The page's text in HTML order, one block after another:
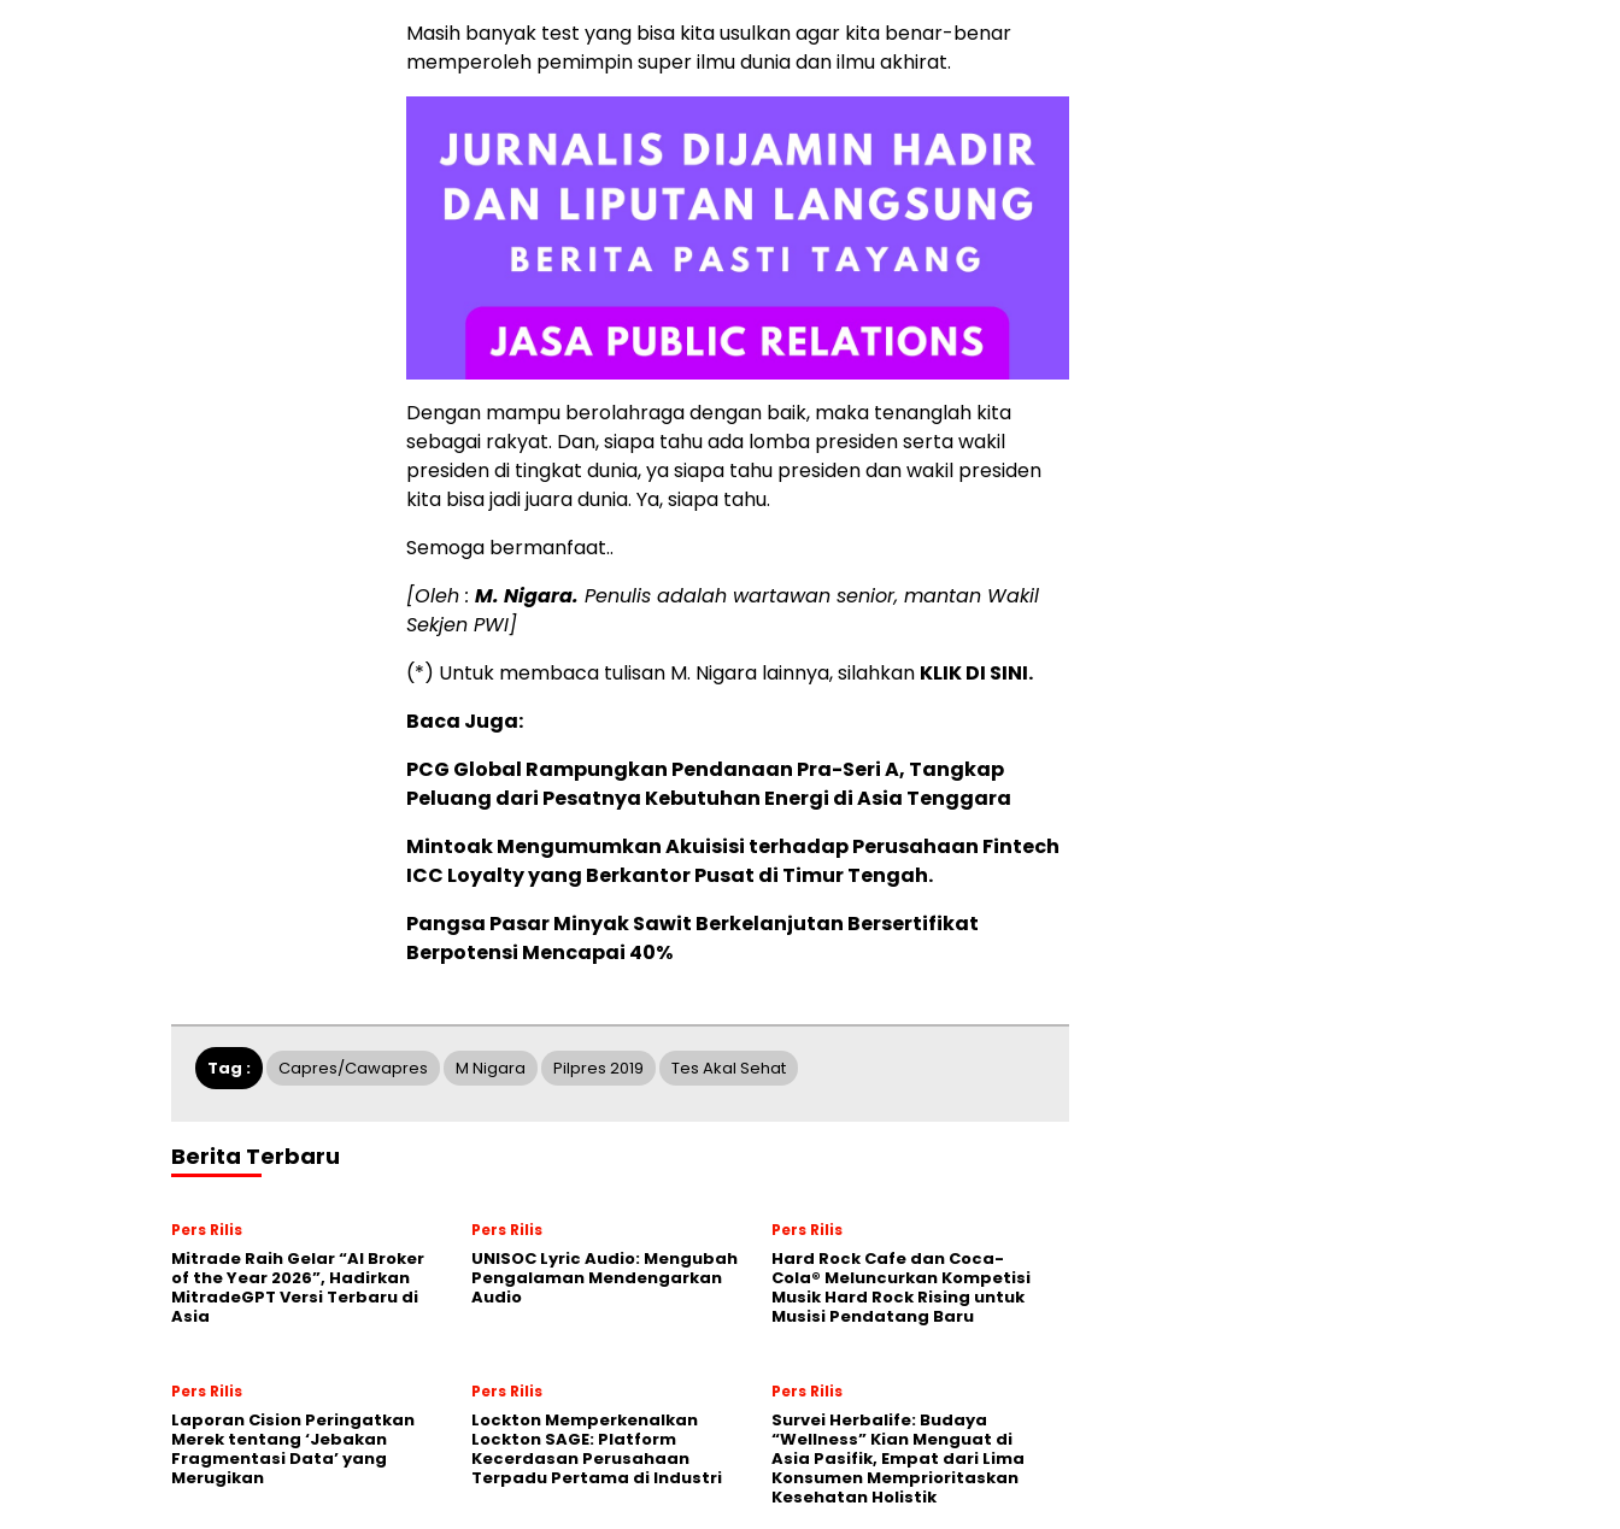
Masih banyak test yang bisa kita usulkan agar kita benar-benar
memperoleh pemimpin super ilmu dunia dan ilmu akhirat.
Dengan mampu berolahraga dengan baik, maka tenanglah kita
sebagai rakyat. Dan, siapa tahu ada lomba presiden serta wakil
presiden di tingkat dunia, ya siapa tahu presiden dan wakil presiden
kita bisa jadi juara dunia. Ya, siapa tahu.
Semoga bermanfaat..
[Oleh : M. Nigara. Penulis adalah wartawan senior, mantan Wakil
Sekjen PWI]
(*) Untuk membaca tulisan M. Nigara lainnya, silahkan KLIK DI SINI.
Baca Juga:
PCG Global Rampungkan Pendanaan Pra-Seri A, Tangkap
Peluang dari Pesatnya Kebutuhan Energi di Asia Tenggara
Mintoak Mengumumkan Akuisisi terhadap Perusahaan Fintech
ICC Loyalty yang Berkantor Pusat di Timur Tengah.
Pangsa Pasar Minyak Sawit Berkelanjutan Bersertifikat
Berpotensi Mencapai 40%
Tag : Capres/Cawapres M Nigara Pilpres 2019 Tes Akal Sehat
Berita Terbaru
Pers Rilis
Mitrade Raih Gelar “AI Broker
of the Year 2026”, Hadirkan
MitradeGPT Versi Terbaru di
Asia
Pers Rilis
UNISOC Lyric Audio: Mengubah
Pengalaman Mendengarkan
Audio
Pers Rilis
Hard Rock Cafe dan Coca-
Cola® Meluncurkan Kompetisi
Musik Hard Rock Rising untuk
Musisi Pendatang Baru
Pers Rilis
Laporan Cision Peringatkan
Merek tentang ‘Jebakan
Fragmentasi Data’ yang
Merugikan
Pers Rilis
Lockton Memperkenalkan
Lockton SAGE: Platform
Kecerdasan Perusahaan
Terpadu Pertama di Industri
Pers Rilis
Survei Herbalife: Budaya
“Wellness” Kian Menguat di
Asia Pasifik, Empat dari Lima
Konsumen Memprioritaskan
Kesehatan Holistik